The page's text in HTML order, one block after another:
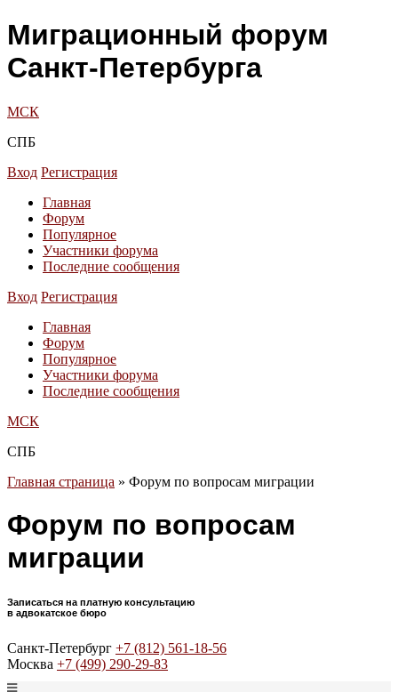
Миграционный форум
Санкт-Петербурга
МСК
СПБ
Вход Регистрация
Главная
Форум
Популярное
Участники форума
Последние сообщения
Вход Регистрация
Главная
Форум
Популярное
Участники форума
Последние сообщения
МСК
СПБ
Главная страница » Форум по вопросам миграции
Форум по вопросам
миграции
Записаться на платную консультацию
в адвокатское бюро
Санкт-Петербург +7 (812) 561-18-56
Москва +7 (499) 290-29-83